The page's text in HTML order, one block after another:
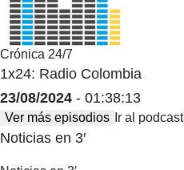
Crónica 24/7
1x24: Radio Colombia
23/08/2024 - 01:38:13
Ver más episodios Ir al podcast
Noticias en 3′